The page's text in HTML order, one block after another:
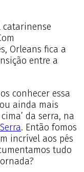
catarinense
Orleans fica a
entre a
conhecer essa
ainda mais
da serra, na
. Então fomos
incrível aos pés
tudo